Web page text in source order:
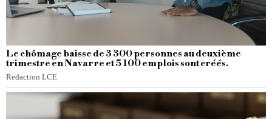
Le chômage baisse de 3 300 personnes au deuxième
trimestre en Navarre et 5 100 emplois sont créés.
Redaction LCE